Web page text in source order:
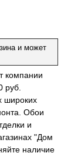
и может
компании
руб.
широких
Обои
и
"Дом
наличие